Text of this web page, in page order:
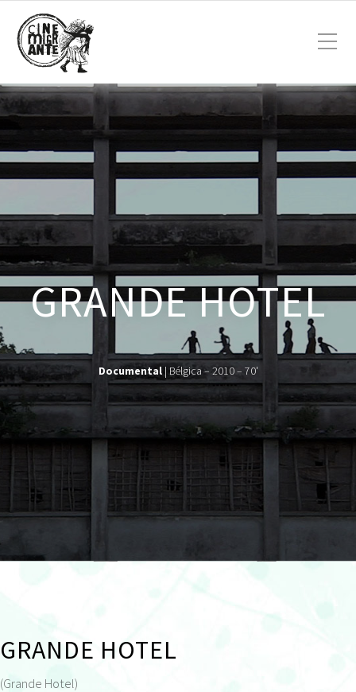
GRANDE HOTEL
Documental| Bélgica – 2010 – 70'
GRANDE HOTEL
(Grande Hotel)